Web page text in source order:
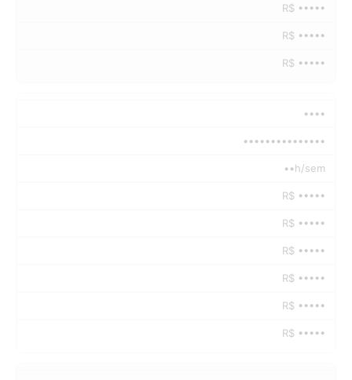
R$ •••••
R$ •••••
R$ •••••
••••
•••••••••••••••
••h/sem
R$ •••••
R$ •••••
R$ •••••
R$ •••••
R$ •••••
R$ •••••